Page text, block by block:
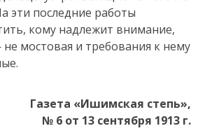
эти последние работы
кому надлежит внимание,
мостовая и требования к нему
Газета «Ишимская степь»,
№ 6 от 13 сентября 1913 г.